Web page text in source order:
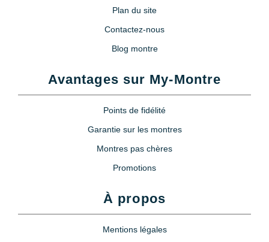
Plan du site
Contactez-nous
Blog montre
Avantages sur My-Montre
Points de fidélité
Garantie sur les montres
Montres pas chères
Promotions
À propos
Mentions légales